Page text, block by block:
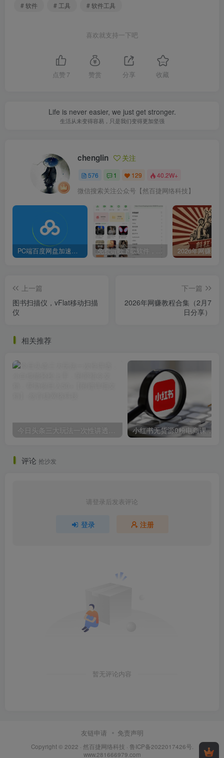
# 软件
# 工具 # 软件工具
喜欢就支持一下吧
点赞 7 赞赏 分享 收藏
Life is never easier, we just get stronger.
生活从未变得容易，只是我们变得更加坚强
chenglin 关注
576 1 129 40.2W+
微信搜索关注公众号【然百捷网络科技】
PC端百度网盘加速下载补丁脚本及使用方法
上一篇
图书扫描仪，vFlat移动扫描
仪
下一篇
2026年网赚教程合集（2月7
日分享）
相关推荐
评论 抢沙发
请登录后发表评论
登录 注册
暂无评论内容
友链申请 免责声明
Copyright © 2022 · 然百捷网络科技 · 鲁ICP备2022017426号
www.281666979.com